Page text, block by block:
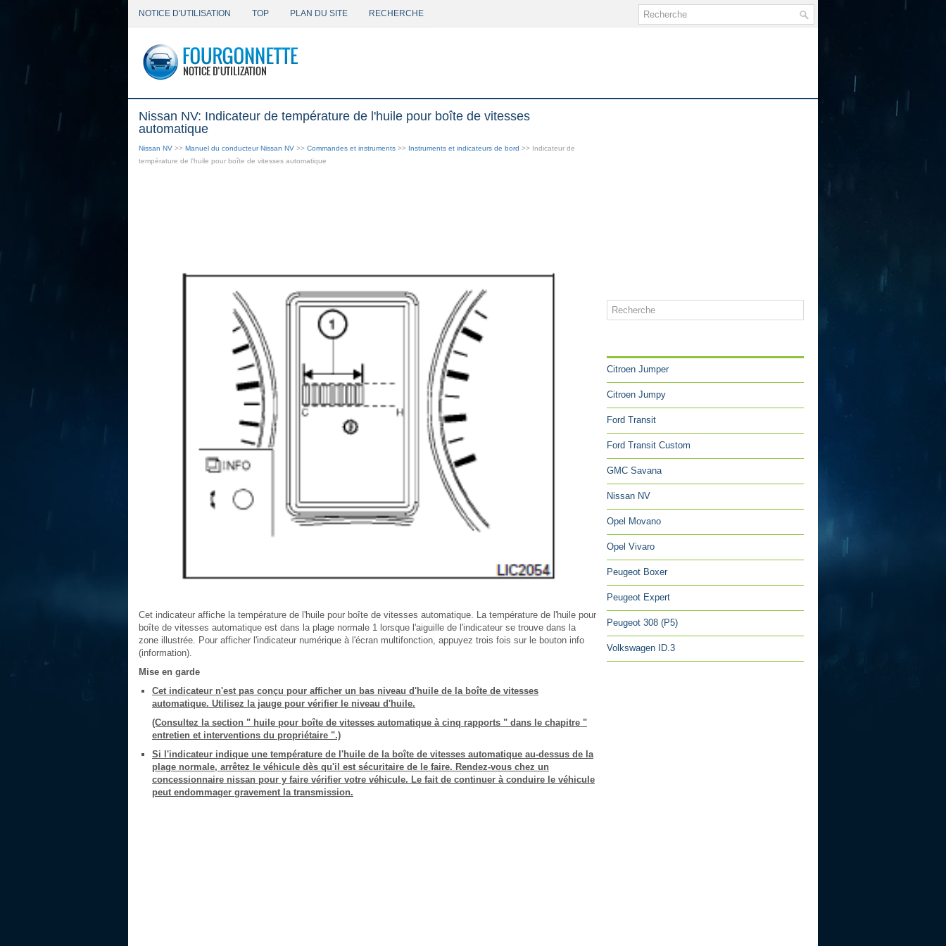
NOTICE D'UTILISATION TOP PLAN DU SITE RECHERCHE
Nissan NV: Indicateur de température de l'huile pour boîte de vitesses
automatique
Nissan NV >> Manuel du conducteur Nissan NV >> Commandes et instruments >> Instruments et indicateurs de bord >> Indicateur de
température de l'huile pour boîte de vitesses automatique
Cet indicateur affiche la température de l'huile pour boîte de vitesses automatique. La température de l'huile pour
boîte de vitesses automatique est dans la plage normale 1 lorsque l'aiguille de l'indicateur se trouve dans la
zone illustrée. Pour afficher l'indicateur numérique à l'écran multifonction, appuyez trois fois sur le bouton info
(information).
Mise en garde
Cet indicateur n'est pas conçu pour afficher un bas niveau d'huile de la boîte de vitesses
automatique. Utilisez la jauge pour vérifier le niveau d'huile.
(Consultez la section " huile pour boîte de vitesses automatique à cinq rapports " dans le chapitre "
entretien et interventions du propriétaire ".)
Si l'indicateur indique une température de l'huile de la boîte de vitesses automatique au-dessus de la
plage normale, arrêtez le véhicule dès qu'il est sécuritaire de le faire. Rendez-vous chez un
concessionnaire nissan pour y faire vérifier votre véhicule. Le fait de continuer à conduire le véhicule
peut endommager gravement la transmission.
Citroen Jumper
Citroen Jumpy
Ford Transit
Ford Transit Custom
GMC Savana
Nissan NV
Opel Movano
Opel Vivaro
Peugeot Boxer
Peugeot Expert
Peugeot 308 (P5)
Volkswagen ID.3